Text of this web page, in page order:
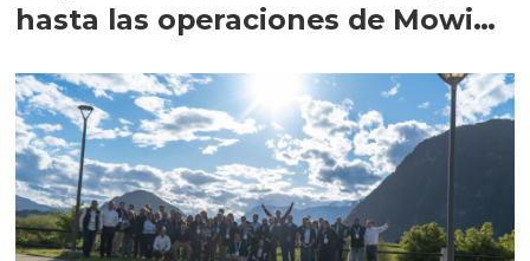
hasta las operaciones de Mowi